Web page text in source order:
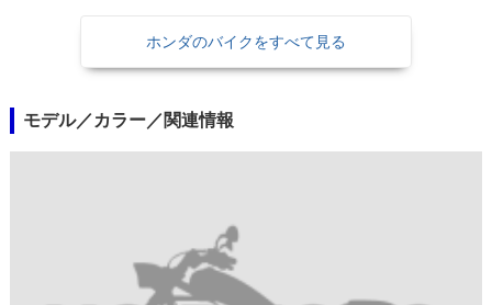
ホンダのバイクをすべて見る
モデル／カラー／関連情報